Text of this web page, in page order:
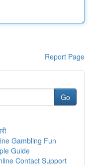
Report Page
Go
Gambling Fun
Guide
Contact Support